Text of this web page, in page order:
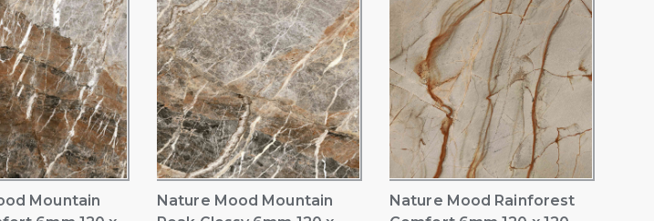
Mountain
Nature Mood Mountain
Nature Mood Rainforest